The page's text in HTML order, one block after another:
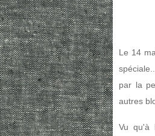
Le 14
par la
autres
Vu qu'à